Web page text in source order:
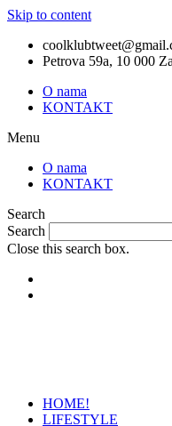
Skip to content
Petrova 59a, 10 000
O nama
KONTAKT
Menu
O nama
KONTAKT
Search
Search
Close this search box.
HOME!
LIFESTYLE